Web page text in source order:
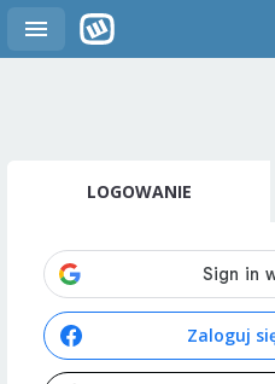
LOGOWANIE
Zaloguj